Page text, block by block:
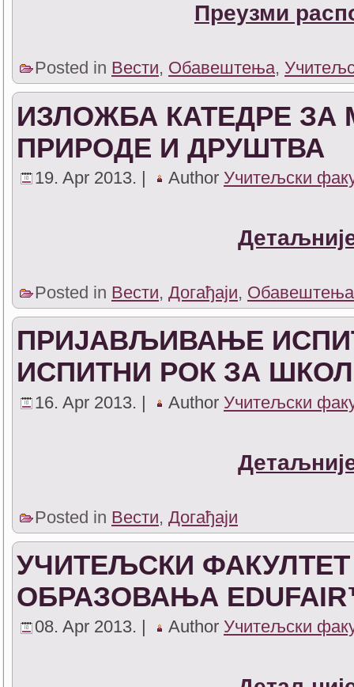
Преузми
Posted in Вести, Обавештења,
ИЗЛОЖБА КАТЕДРЕ ЗА
ПРИРОДЕ И ДРУШТВА
19. Apr 2013. | Author Учитељски
Posted in Вести, Догађаји, Обавештења
ПРИЈАВЉИВАЊЕ
ИСПИТНИ РОК ЗА
16. Apr 2013. | Author Учитељски
Posted in Вести, Догађаји
УЧИТЕЉСКИ
ОБРАЗОВАЊА
08. Apr 2013. | Author Учитељски